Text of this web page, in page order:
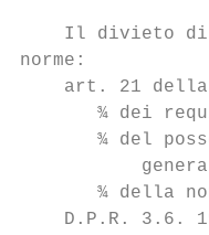
Il divieto
norme:
art. 21
¾ dei
¾ del
¾ della
D.P.R. 3.6.